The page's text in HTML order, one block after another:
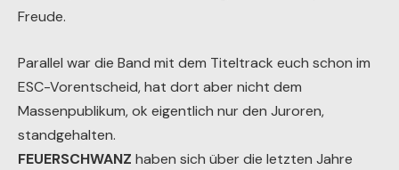
Freude.
Parallel war die Band mit dem Titeltrack euch schon im
ESC-Vorentscheid, hat dort aber nicht dem
Massenpublikum, ok eigentlich nur den Juroren,
standgehalten.
FEUERSCHWANZ haben sich über die letzten Jahre